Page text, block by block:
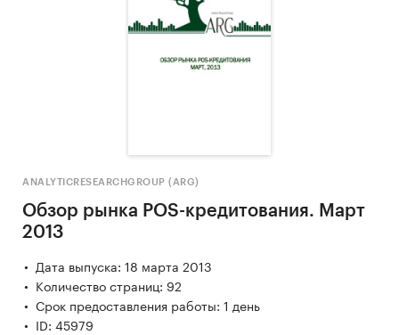
ANALYTICRESEARCHGROUP (ARG)
Обзор рынка POS-кредитования. Март
2013
Дата выпуска: 18 марта 2013
Количество страниц: 92
Срок предоставления работы: 1 день
ID: 45979